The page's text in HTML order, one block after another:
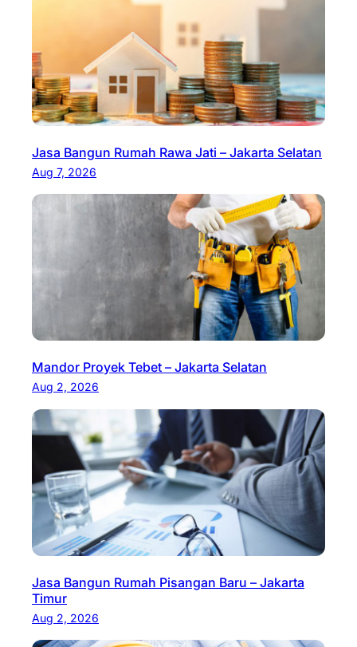
Jasa Bangun Rumah Rawa Jati – Jakarta Selatan
Aug 7, 2026
Mandor Proyek Tebet – Jakarta Selatan
Aug 2, 2026
Jasa Bangun Rumah Pisangan Baru – Jakarta
Timur
Aug 2, 2026